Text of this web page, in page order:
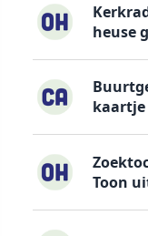
heuse
kaartje
Toon